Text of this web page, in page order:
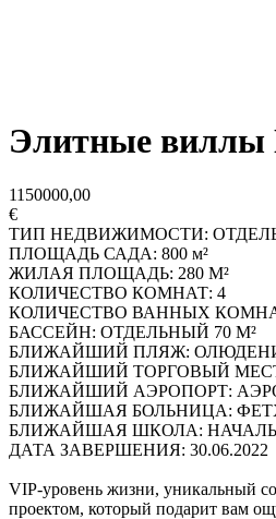
Элитные виллы
1150000,00
€
ТИП НЕДВИЖИМОСТИ:
ПЛОЩАДЬ САДА: 800 м²
ЖИЛАЯ ПЛОЩАДЬ: 280 М²
КОЛИЧЕСТВО КОМНАТ: 4
КОЛИЧЕСТВО ВАННЫХ
БАССЕЙН: ОТДЕЛЬНЫЙ 70 М²
БЛИЖАЙШИЙ ПЛЯЖ:
БЛИЖАЙШИЙ ТОРГОВЫЙ
БЛИЖАЙШИЙ АЭРОПОРТ:
БЛИЖАЙШАЯ БОЛЬНИЦА:
БЛИЖАЙШАЯ ШКОЛА:
ДАТА ЗАВЕРШЕНИЯ: 30.06.2022
VIP-уровень жизни, уникальный
проектом, который подарит вам